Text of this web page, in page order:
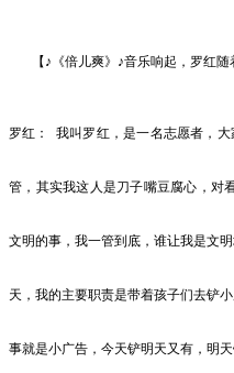
【♪《倍儿爽》♪音乐响起，罗红
罗红： 我叫罗红，是一名志愿者，大
管，其实我这人是刀子嘴豆腐心，对
文明的事，我一管到底，谁让我是文
天，我的主要职责是带着孩子们去铲
事就是小广告，今天铲明天又有，明